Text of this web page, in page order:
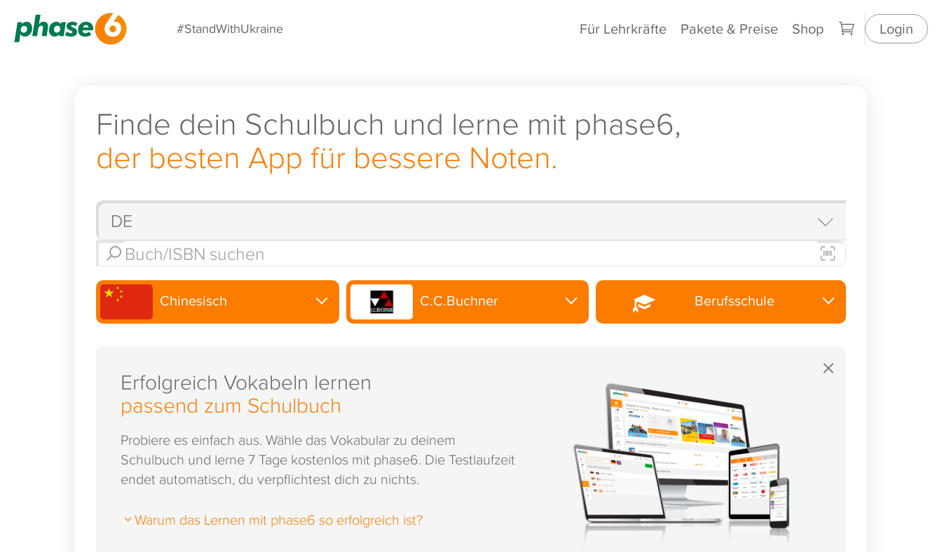
#StandWithUkraine Für Lehrkräfte Pakete & Preise Shop Login
Finde dein Schulbuch und lerne mit phase6,
der besten App für bessere Noten.
Chinesisch C.C.Buchner Berufsschule
×
Erfolgreich Vokabeln lernen
passend zum Schulbuch
Probiere es einfach aus. Wähle das Vokabular zu deinem
Schulbuch und lerne 7 Tage kostenlos mit phase6. Die Testlaufzeit
endet automatisch, du verpflichtest dich zu nichts.
Warum das Lernen mit phase6 so erfolgreich ist?